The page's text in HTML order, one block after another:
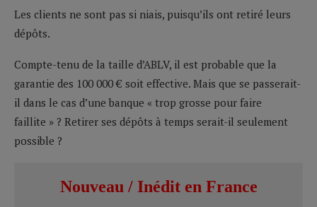
Les clients ne sont pas si niais, puisqu’ils ont retiré leurs
dépôts.
Compte-tenu de la taille d’ABLV, il est probable que la
garantie des 100 000 € soit effective. Mais que se passerait-
il dans le cas d’une banque « trop grosse pour faire
faillite » ? Retirer ses dépôts à temps serait-il seulement
possible ?
Nouveau / Inédit en France